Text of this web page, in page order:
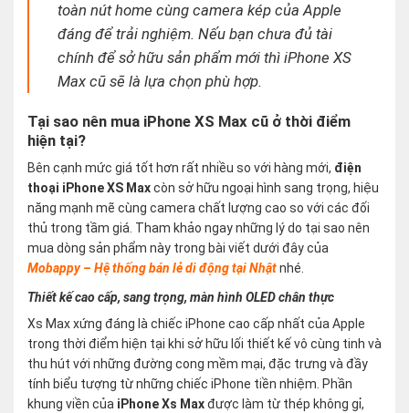
toàn nút home cùng camera kép của Apple
đáng để trải nghiệm. Nếu bạn chưa đủ tài
chính để sở hữu sản phẩm mới thì iPhone XS
Max cũ sẽ là lựa chọn phù hợp.
Tại sao nên mua iPhone XS Max cũ ở thời điểm
hiện tại?
Bên cạnh mức giá tốt hơn rất nhiều so với hàng mới, điện
thoại iPhone XS Maxcòn sở hữu ngoại hình sang trọng, hiệu
năng mạnh mẽ cùng camera chất lượng cao so với các đối
thủ trong tầm giá. Tham khảo ngay những lý do tại sao nên
mua dòng sản phẩm này trong bài viết dưới đây của
Mobappy – Hệ thống bán lẻ di động tại Nhậtnhé.
Thiết kế cao cấp, sang trọng, màn hình OLED chân thực
Xs Max xứng đáng là chiếc iPhone cao cấp nhất của Apple
trong thời điểm hiện tại khi sở hữu lối thiết kế vô cùng tinh và
thu hút với những đường cong mềm mại, đặc trưng và đầy
tính biểu tượng từ những chiếc iPhone tiền nhiệm. Phần
khung viền của iPhone Xs Maxđược làm từ thép không gỉ,